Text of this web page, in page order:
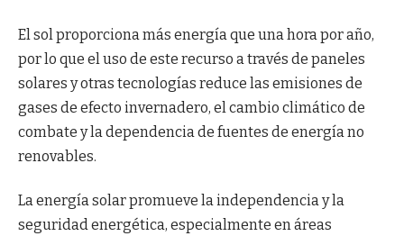
El sol proporciona más energía que una hora por año,
por lo que el uso de este recurso a través de paneles
solares y otras tecnologías reduce las emisiones de
gases de efecto invernadero, el cambio climático de
combate y la dependencia de fuentes de energía no
renovables.
La energía solar promueve la independencia y la
seguridad energética, especialmente en áreas